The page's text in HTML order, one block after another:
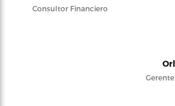
Consultor Financiero